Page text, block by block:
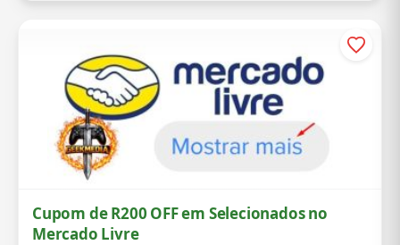
Cupom de R200 OFF em Selecionados no
Mercado Livre